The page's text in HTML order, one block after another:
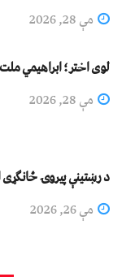
مې 28, 2026
لوی اختر؛ ابراهیمي
مې 28, 2026
د رښتینې پیروۍ ځانګړی
مې 26, 2026